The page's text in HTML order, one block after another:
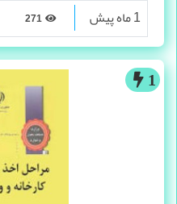
1 ماه پیش
1